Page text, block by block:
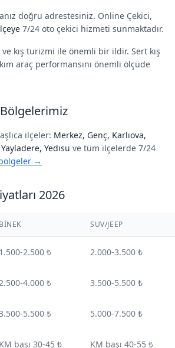
doğru adrestesiniz. Online Çekici,
7/24 oto çekici hizmeti sunmaktadır.
ve kış turizmi ile önemli bir ildir. Sert kış
araç performansını önemli ölçüde
ilçeler: Merkez, Genç, Karlıova,
Yedisu ve tüm ilçelerde 7/24
→
2026
BINEK SUV/JEEP
1.500-2.500 ₺ 2.000-3.500 ₺
4.000 ₺ 3.500-5.500 ₺
5.500 ₺ 5.000-7.500 ₺
KM başı 30-45 ₺
KM başı 40-55 ₺